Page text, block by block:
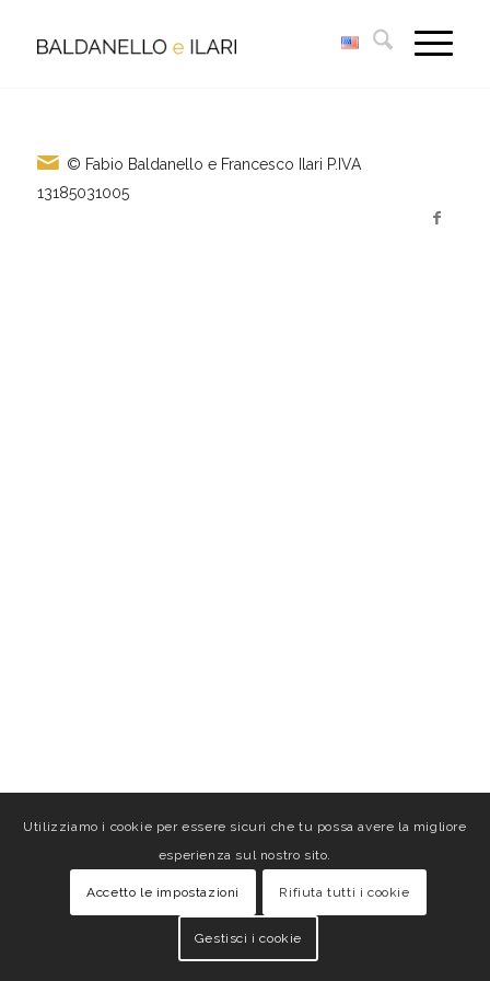
© Fabio Baldanello e Francesco Ilari P.IVA
13185031005
Utilizziamo i cookie per essere sicuri che tu possa avere la migliore
esperienza sul nostro sito.
Accetto le impostazioni Rifiuta tutti i cookie
Gestisci i cookie